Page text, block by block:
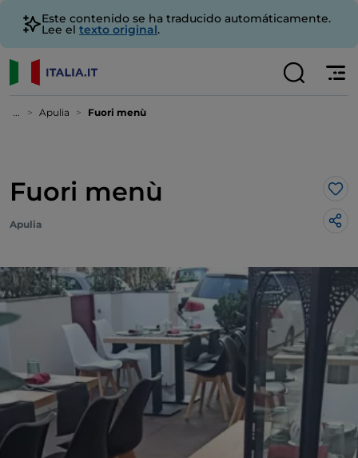
Este contenido se ha traducido automáticamente.
Lee el texto original.
... Apulia Fuori menù
Fuori menù Me
Apulia